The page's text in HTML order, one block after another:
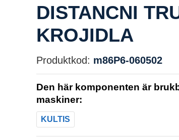
DISTANCNI
KROJIDLA
Produktkod: m86P6-060502
Den här komponenten är
maskiner:
KULTIS